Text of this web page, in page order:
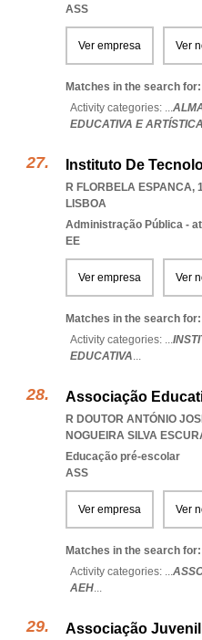
ASS
Ver empresa Ver
Matches in the search for:
Activity categories: ...
EDUCATIVA E ARTÍSTICA
Instituto De
R FLORBELA ESPANCA,
LISBOA
Administração Pública -
EE
Ver empresa Ver
Matches in the search for:
Activity categories: ...
EDUCATIVA...
Associação
R DOUTOR ANTÓNIO
NOGUEIRA SILVA
Educação pré-escolar
ASS
Ver empresa Ver
Matches in the search for:
Activity categories: ...
AEH...
Associação